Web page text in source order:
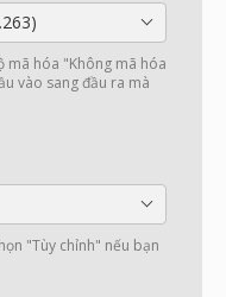
mã hóa "Không mã hóa
vào sang đầu ra mà
"Tùy chỉnh" nếu bạn